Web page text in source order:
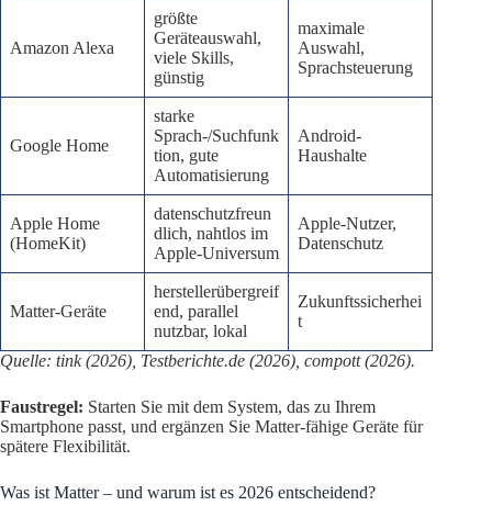
Amazon Alexa
größte
Geräteauswahl,
viele Skills,
günstig
maximale
Auswahl,
Sprachsteuerung
Google Home
starke
Sprach-/Suchfunk
tion, gute
Automatisierung
Android-
Haushalte
Apple Home
(HomeKit)
datenschutzfreun
dlich, nahtlos im
Apple-Universum
Apple-Nutzer,
Datenschutz
Matter-Geräte
herstellerübergreif
end, parallel
nutzbar, lokal
Zukunftssicherhei
t
Quelle: tink (2026), Testberichte.de (2026), compott (2026).
Faustregel: Starten Sie mit dem System, das zu Ihrem
Smartphone passt, und ergänzen Sie Matter-fähige Geräte für
spätere Flexibilität.
Was ist Matter – und warum ist es 2026 entscheidend?